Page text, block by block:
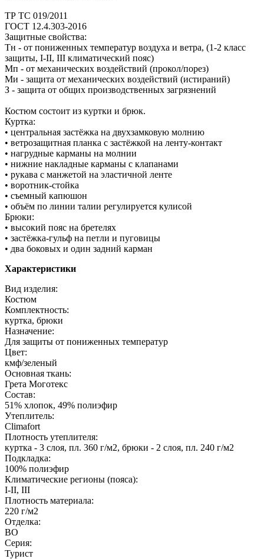
ТР ТС 019/2011
ГОСТ 12.4.303-2016
Защитные свойства:
Тн - от пониженных температур воздуха и ветра, (1-2 класс
защиты, I-II, III климатический пояс)
Мп - от механических воздействий (прокол/порез)
Ми - защита от механических воздействий (истираний)
З - защита от общих производственных загрязнений
Костюм состоит из куртки и брюк.
Куртка:
• центральная застёжка на двухзамковую молнию
• ветрозащитная планка с застёжкой на ленту-контакт
• нагрудные карманы на молнии
• нижние накладные карманы с клапанами
• рукава с манжетой на эластичной ленте
• воротник-стойка
• съемный капюшон
• объём по линии талии регулируется кулисой
Брюки:
• высокий пояс на бретелях
• застёжка-гульф на петли и пуговицы
• два боковых и один задний карман
Характеристики
Вид изделия:
Костюм
Комплектность:
куртка, брюки
Назначение:
Для защиты от пониженных температур
Цвет:
кмф/зеленый
Основная ткань:
Грета Моготекс
Состав:
51% хлопок, 49% полиэфир
Утеплитель:
Climafort
Плотность утеплителя:
куртка - 3 слоя, пл. 360 г/м2, брюки - 2 слоя, пл. 240 г/м2
Подкладка:
100% полиэфир
Климатические регионы (пояса):
I-II, III
Плотность материала:
220 г/м2
Отделка:
ВО
Серия:
Турист